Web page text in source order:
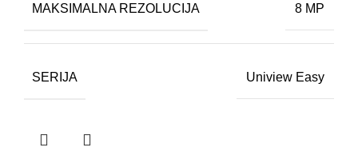
MAKSIMALNA REZOLUCIJA 8 MP
SERIJA Uniview Easy